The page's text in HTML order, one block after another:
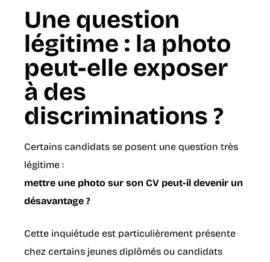
Une question
légitime : la photo
peut-elle exposer
à des
discriminations ?
Certains candidats se posent une question très
légitime :
mettre une photo sur son CV peut-il devenir un
désavantage ?
Cette inquiétude est particulièrement présente
chez certains jeunes diplômés ou candidats